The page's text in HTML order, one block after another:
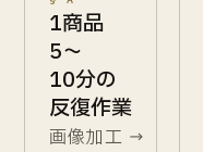
1商品
5〜
10分の
反復作業
画像加工 →